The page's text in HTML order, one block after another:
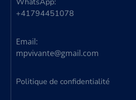
+41794451078
Email:
mpvivante@gmail.com
Politique de confidentialité